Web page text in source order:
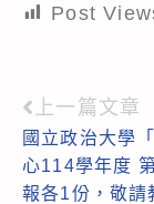
Post
Read
more
articles
上一篇文章
國立政治大學
心114學年度
報各1份，敬請